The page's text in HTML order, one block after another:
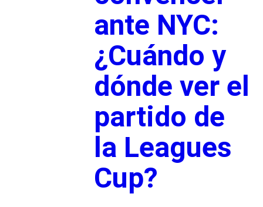
ante NYC:
¿Cuándo y
dónde ver el
partido de
la Leagues
Cup?